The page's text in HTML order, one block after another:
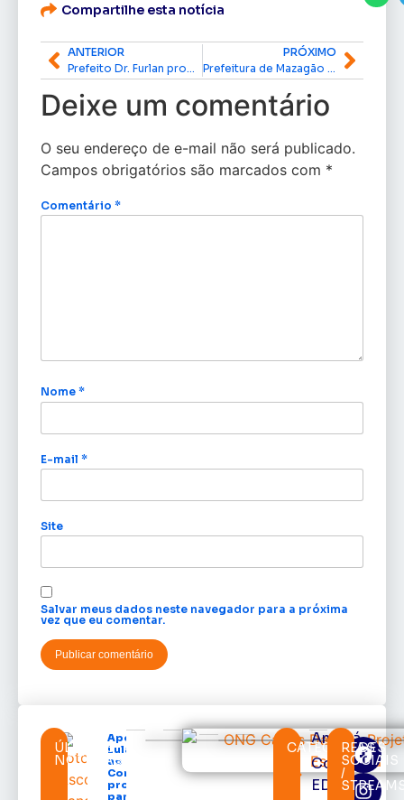
Compartilhe esta notícia
ANTERIOR
PRÓXIMO
Deixe um comentário
O seu endereço de e-mail não será publicado.
Campos obrigatórios são marcados com *
Comentário *
Nome *
E-mail *
Site
Salvar meus dados neste navegador para a próxima
vez que eu comentar.
ÚLTIMAS
NOTÍCIAS
Após veto,
Lula envia
ao
Congresso
projeto
para criar
CATEGORIAS
Amapá
Cortes
EDcast
REDES
SOCIAIS
/